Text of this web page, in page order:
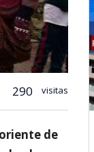
290 visitas
de